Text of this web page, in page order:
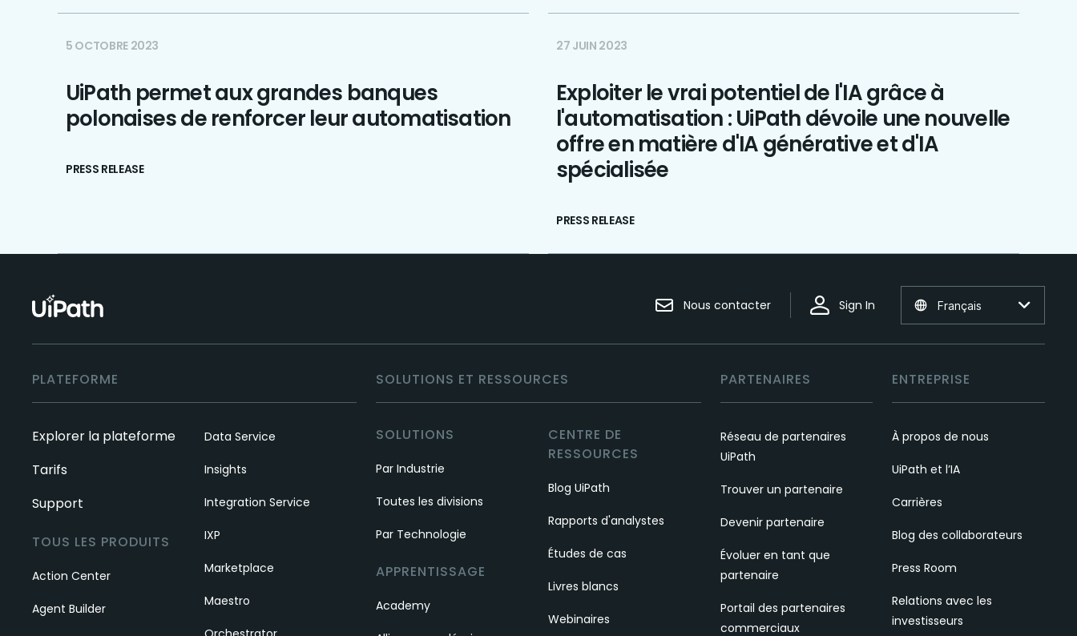
5 OCTOBRE 2023
UiPath permet aux grandes banques
polonaises de renforcer leur automatisation
PRESS RELEASE
27 JUIN 2023
Exploiter le vrai potentiel de l'IA grâce à
l'automatisation : UiPath dévoile une nouvelle
offre en matière d'IA générative et d'IA
spécialisée
PRESS RELEASE
Nous contacter Sign In Français
PLATEFORME
Explorer la plateforme
Tarifs
Support
TOUS LES PRODUITS
Action Center
Agent Builder
Data Service
Insights
Integration Service
IXP
Marketplace
Maestro
SOLUTIONS ET RESSOURCES
SOLUTIONS
Par Industrie
Toutes les divisions
Par Technologie
APPRENTISSAGE
Academy
CENTRE DE
RESSOURCES
Blog UiPath
Rapports d'analystes
Études de cas
Livres blancs
Webinaires
PARTENAIRES
Réseau de partenaires
UiPath
Trouver un partenaire
Devenir partenaire
Évoluer en tant que
partenaire
Portail des partenaires
commerciaux
ENTREPRISE
À propos de nous
UiPath et l’IA
Carrières
Blog des collaborateurs
Press Room
Relations avec les
investisseurs